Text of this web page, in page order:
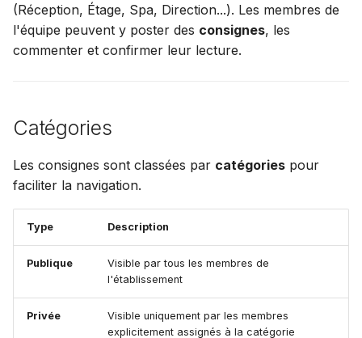
(Réception, Étage, Spa, Direction...). Les membres de
l'équipe peuvent y poster des consignes, les
commenter et confirmer leur lecture.
Catégories
Les consignes sont classées par catégories pour
faciliter la navigation.
Type Description
Publique
Visible par tous les membres de
l'établissement
Privée
Visible uniquement par les membres
explicitement assignés à la catégorie